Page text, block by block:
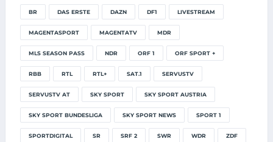
BR DAS ERSTE DAZN DF1 LIVESTREAM
MAGENTASPORT MAGENTATV MDR
MLS SEASON PASS NDR ORF 1 ORF SPORT +
RBB RTL RTL+ SAT.1 SERVUSTV
SERVUSTV AT SKY SPORT SKY SPORT AUSTRIA
SKY SPORT BUNDESLIGA SKY SPORT NEWS SPORT 1
SPORTDIGITAL SR SRF 2 SWR WDR ZDF